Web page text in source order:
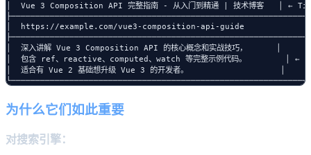
│  Vue 3 Composition API 完整指南 - 从入门到精通 | 技术博客   │ ←
│  https://example.com/vue3-composition-api-guide             │
│  深入讲解 Vue 3 Composition API 的核心概念和实战技巧，      │
│  包含 ref、reactive、computed、watch 等完整示例代码。        │ ←
│  适合有 Vue 2 基础想升级 Vue 3 的开发者。                   │
为什么它们如此重要
对搜索引擎：